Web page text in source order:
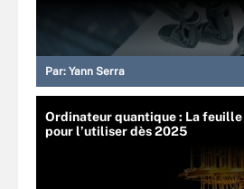
Par: Yann Serra
Ordinateur quantique : La feuille
pour l’utiliser dès 2025